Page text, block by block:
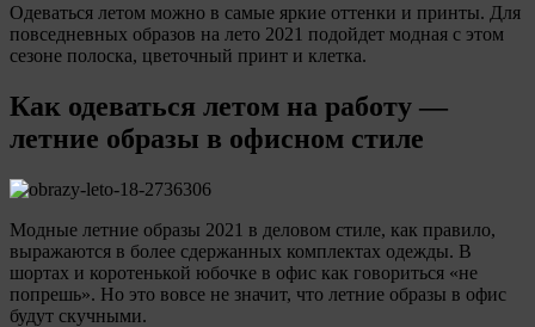
Одеваться летом можно в самые яркие оттенки и принты. Для
повседневных образов на лето 2021 подойдет модная с этом
сезоне полоска, цветочный принт и клетка.
Как одеваться летом на работу —
летние образы в офисном стиле
Модные летние образы 2021 в деловом стиле, как правило,
выражаются в более сдержанных комплектах одежды. В
шортах и коротенькой юбочке в офис как говориться «не
попрешь». Но это вовсе не значит, что летние образы в офис
будут скучными.